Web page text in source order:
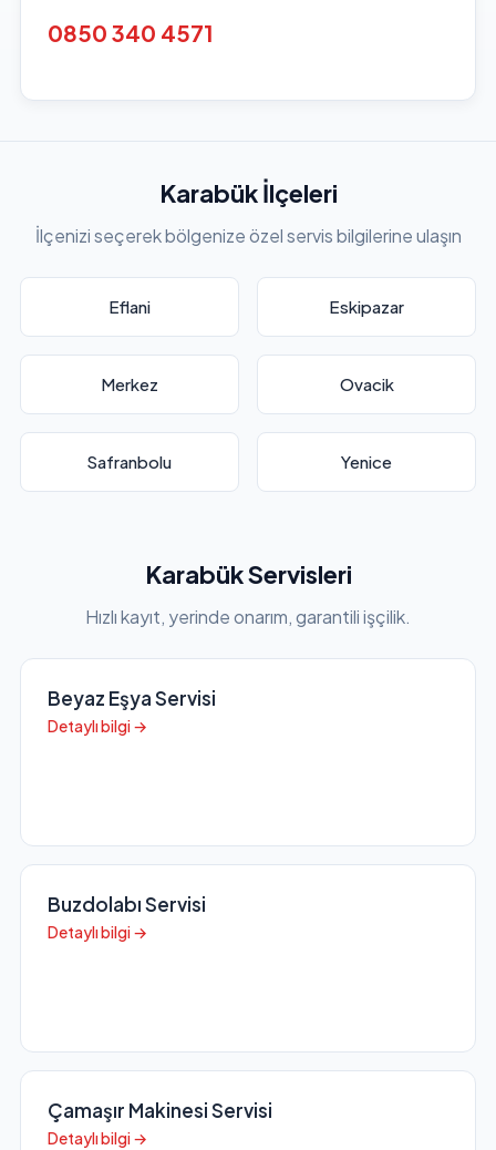
0850 340 4571
Karabük İlçeleri
İlçenizi seçerek bölgenize özel servis bilgilerine ulaşın
Eflani Eskipazar
Merkez Ovacik
Safranbolu Yenice
Karabük Servisleri
Hızlı kayıt, yerinde onarım, garantili işçilik.
Beyaz Eşya Servisi
Detaylı bilgi →
Buzdolabı Servisi
Detaylı bilgi →
Çamaşır Makinesi Servisi
Detaylı bilgi →